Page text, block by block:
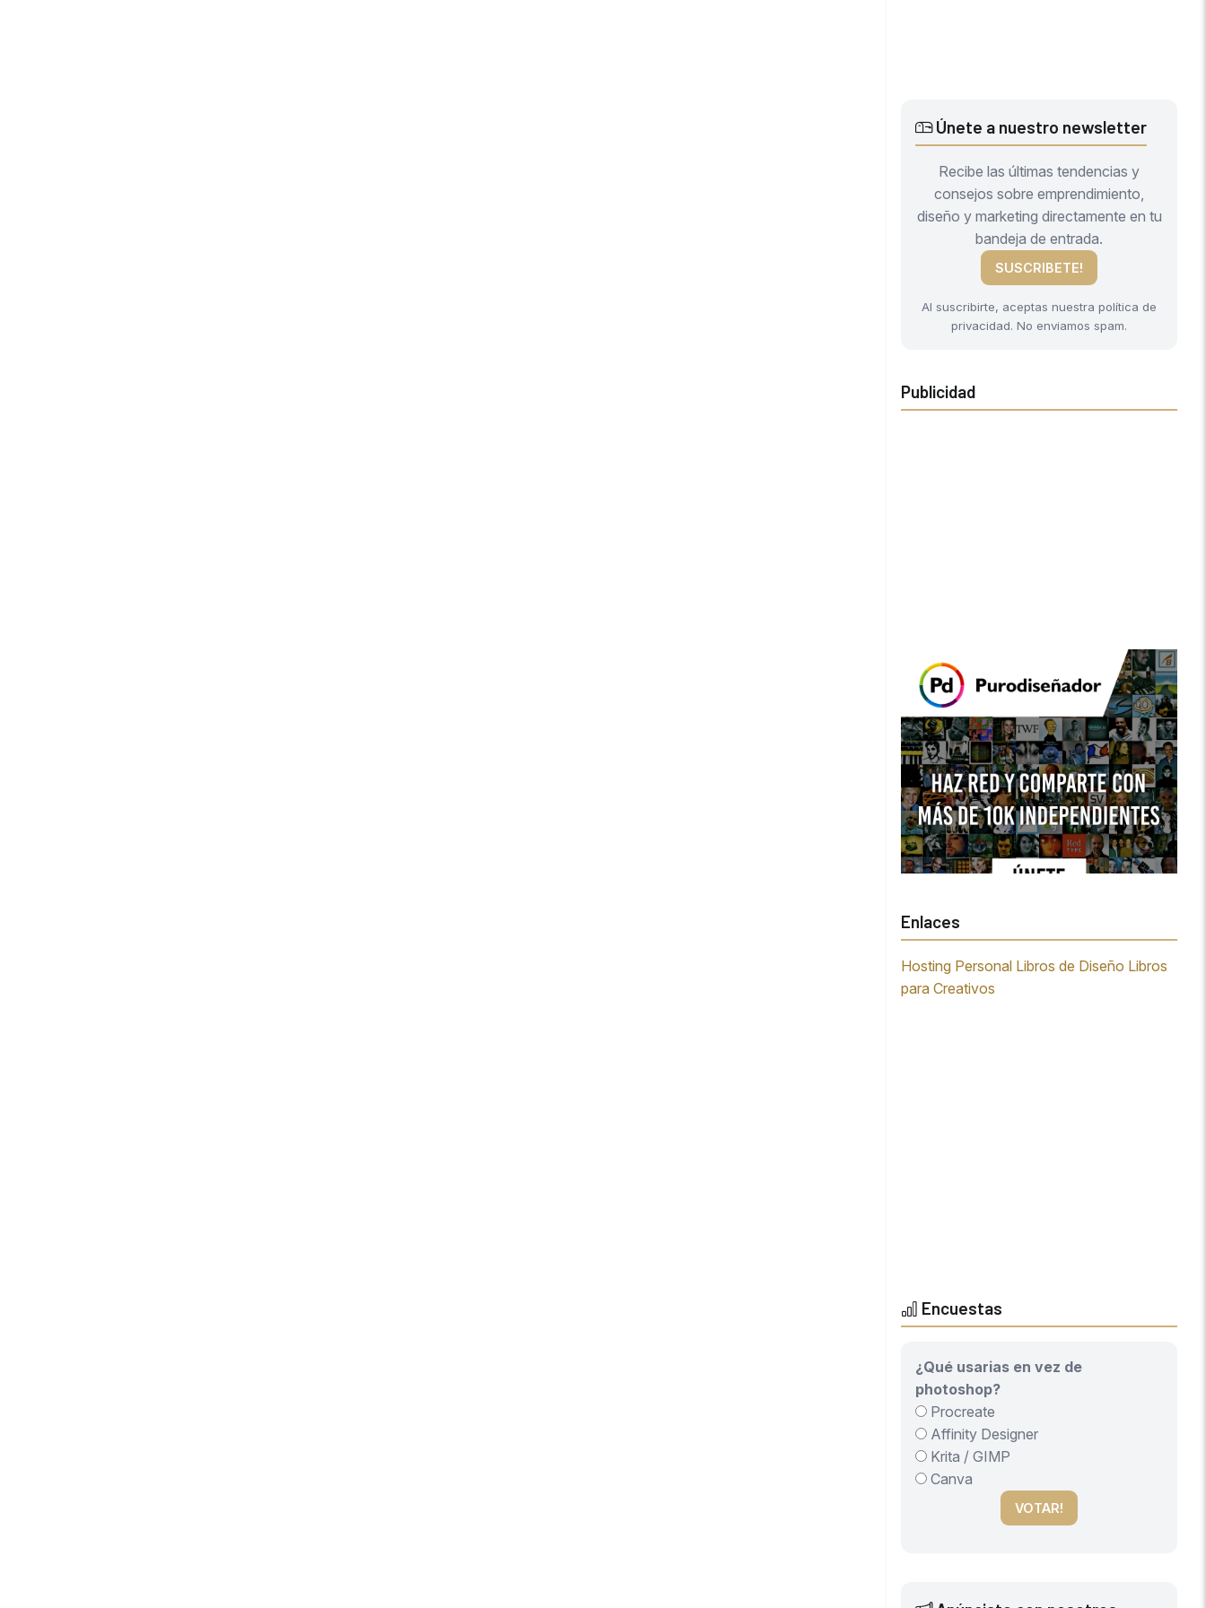
Únete a nuestro newsletter
Recibe las últimas tendencias y
consejos sobre emprendimiento,
diseño y marketing directamente en tu
bandeja de entrada.
SUSCRIBETE!
Al suscribirte, aceptas nuestra política de
privacidad. No enviamos spam.
Publicidad
Enlaces
Hosting Personal Libros de Diseño Libros
para Creativos
Encuestas
¿Qué usarias en vez de
photoshop?
Procreate
Affinity Designer
Krita / GIMP
Canva
VOTAR!